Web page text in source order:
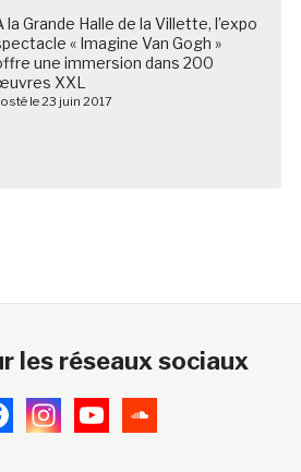
la Grande Halle de la Villette, l’expo
« Imagine Van Gogh »
une immersion dans 200
XXL
le 23 juin 2017
les réseaux sociaux